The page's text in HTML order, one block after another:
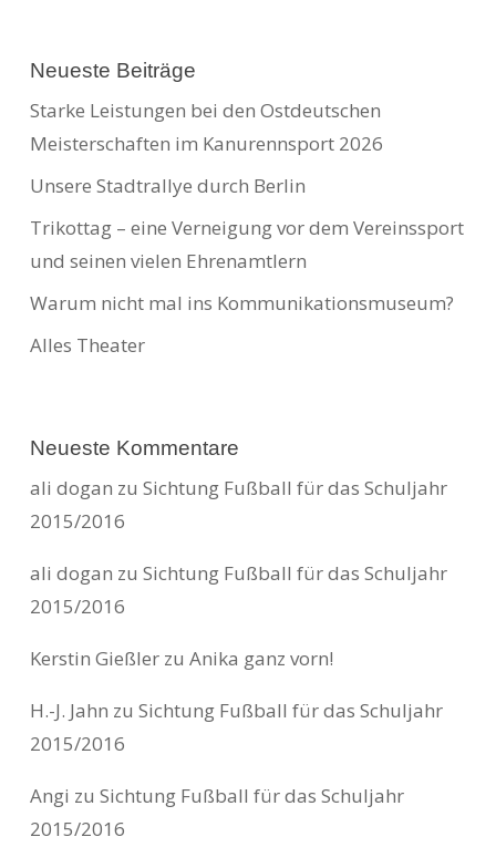
Neueste Beiträge
Starke Leistungen bei den Ostdeutschen
Meisterschaften im Kanurennsport 2026
Unsere Stadtrallye durch Berlin
Trikottag – eine Verneigung vor dem Vereinssport
und seinen vielen Ehrenamtlern
Warum nicht mal ins Kommunikationsmuseum?
Alles Theater
Neueste Kommentare
ali dogan zu Sichtung Fußball für das Schuljahr
2015/2016
ali dogan zu Sichtung Fußball für das Schuljahr
2015/2016
Kerstin Gießlerzu Anika ganz vorn!
H.-J. Jahn zu Sichtung Fußball für das Schuljahr
2015/2016
Angi zu Sichtung Fußball für das Schuljahr
2015/2016